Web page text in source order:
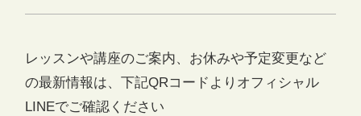
レッスンや講座のご案内、お休みや予定変更など
の最新情報は、下記QRコードよりオフィシャル
LINEでご確認ください